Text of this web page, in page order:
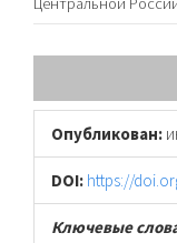
панель
статьи
Опубликован:
DOI: https://
Ключевые